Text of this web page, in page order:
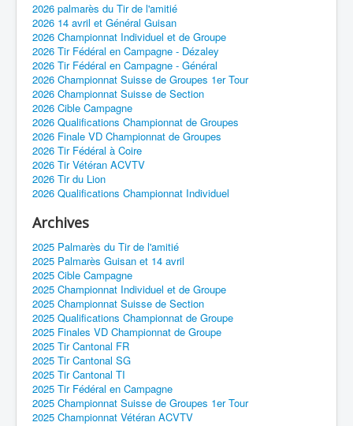
2026 palmarès du Tir de l'amitié
2026 14 avril et Général Guisan
2026 Championnat Individuel et de Groupe
2026 Tir Fédéral en Campagne - Dézaley
2026 Tir Fédéral en Campagne - Général
2026 Championnat Suisse de Groupes 1er Tour
2026 Championnat Suisse de Section
2026 Cible Campagne
2026 Qualifications Championnat de Groupes
2026 Finale VD Championnat de Groupes
2026 Tir Fédéral à Coire
2026 Tir Vétéran ACVTV
2026 Tir du Lion
2026 Qualifications Championnat Individuel
Archives
2025 Palmarès du Tir de l'amitié
2025 Palmarès Guisan et 14 avril
2025 Cible Campagne
2025 Championnat Individuel et de Groupe
2025 Championnat Suisse de Section
2025 Qualifications Championnat de Groupe
2025 Finales VD Championnat de Groupe
2025 Tir Cantonal FR
2025 Tir Cantonal SG
2025 Tir Cantonal TI
2025 Tir Fédéral en Campagne
2025 Championnat Suisse de Groupes 1er Tour
2025 Championnat Vétéran ACVTV